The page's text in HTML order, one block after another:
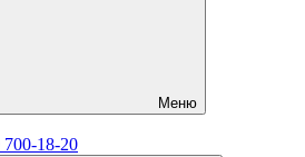
Меню
700-18-20